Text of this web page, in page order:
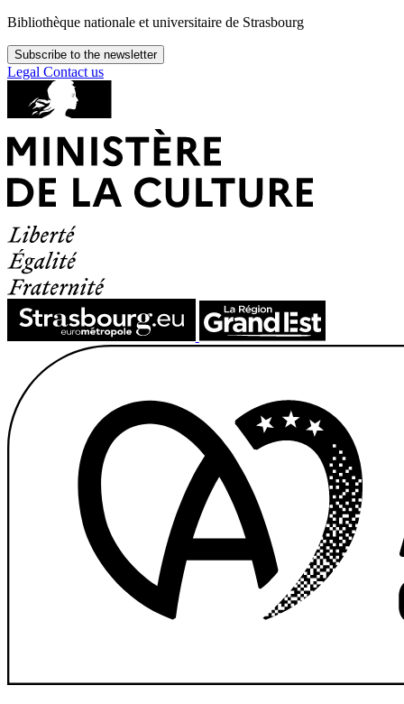
Bibliothèque nationale et universitaire de Strasbourg
Subscribe to the newsletter
Legal Contact us